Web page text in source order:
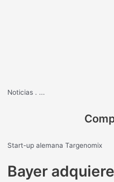
Noticias . ...
Start-up alemana Targenomix
Bayer